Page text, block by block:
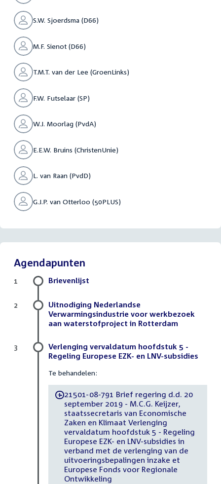
S.W. Sjoerdsma (D66)
M.F. Sienot (D66)
T.M.T. van der Lee (GroenLinks)
F.W. Futselaar (SP)
W.J. Moorlag (PvdA)
E.E.W. Bruins (ChristenUnie)
L. van Raan (PvdD)
G.J.P. van Otterloo (50PLUS)
Agendapunten
Brievenlijst
1
Uitnodiging Nederlandse
Verwarmingsindustrie voor werkbezoek
aan waterstofproject in Rotterdam
2
Verlenging vervaldatum hoofdstuk 5 -
Regeling Europese EZK- en LNV-subsidies
Te behandelen:
-21501-08-791 Brief regering d.d. 20
september 2019 - M.C.G. Keijzer,
staatssecretaris van Economische
Zaken en Klimaat Verlenging
vervaldatum hoofdstuk 5 - Regeling
Europese EZK- en LNV-subsidies in
verband met de verlenging van de
uitvoeringsbepalingen inzake et
Europese Fonds voor Regionale
Ontwikkeling
3